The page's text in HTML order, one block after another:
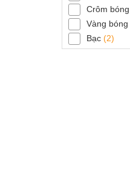
Crôm bóng
Vàng bóng
Bạc (2)